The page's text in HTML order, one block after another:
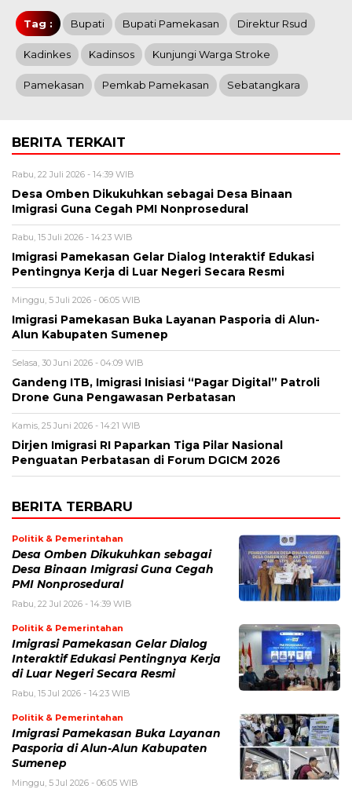
Tag : Bupati Bupati Pamekasan Direktur Rsud
Kadinkes Kadinsos Kunjungi Warga Stroke
Pamekasan Pemkab Pamekasan Sebatangkara
BERITA TERKAIT
Rabu, 22 Juli 2026 - 14:39 WIB
Desa Omben Dikukuhkan sebagai Desa Binaan
Imigrasi Guna Cegah PMI Nonprosedural
Rabu, 15 Juli 2026 - 14:23 WIB
Imigrasi Pamekasan Gelar Dialog Interaktif Edukasi
Pentingnya Kerja di Luar Negeri Secara Resmi
Minggu, 5 Juli 2026 - 06:05 WIB
Imigrasi Pamekasan Buka Layanan Pasporia di Alun-
Alun Kabupaten Sumenep
Selasa, 30 Juni 2026 - 04:09 WIB
Gandeng ITB, Imigrasi Inisiasi “Pagar Digital” Patroli
Drone Guna Pengawasan Perbatasan
Kamis, 25 Juni 2026 - 14:21 WIB
Dirjen Imigrasi RI Paparkan Tiga Pilar Nasional
Penguatan Perbatasan di Forum DGICM 2026
BERITA TERBARU
Politik & Pemerintahan
Desa Omben Dikukuhkan sebagai
Desa Binaan Imigrasi Guna Cegah
PMI Nonprosedural
Rabu, 22 Jul 2026 - 14:39 WIB
Politik & Pemerintahan
Imigrasi Pamekasan Gelar Dialog
Interaktif Edukasi Pentingnya Kerja
di Luar Negeri Secara Resmi
Rabu, 15 Jul 2026 - 14:23 WIB
Politik & Pemerintahan
Imigrasi Pamekasan Buka Layanan
Pasporia di Alun-Alun Kabupaten
Sumenep
Minggu, 5 Jul 2026 - 06:05 WIB